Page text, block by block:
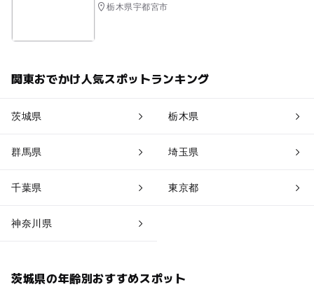
栃木県宇都宮市
関東おでかけ人気スポットランキング
茨城県 栃木県
群馬県 埼玉県
千葉県 東京都
神奈川県
茨城県の年齢別おすすめスポット